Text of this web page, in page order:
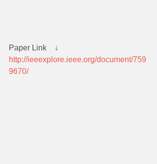
Paper Link　↓
http://ieeexplore.ieee.org/document/759
9670/